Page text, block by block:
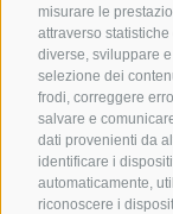
misurare le
attraverso
diverse, sviluppare
selezione dei
frodi, correggere
salvare e
dati provenienti da
identificare i
automaticamente,
riconoscere i